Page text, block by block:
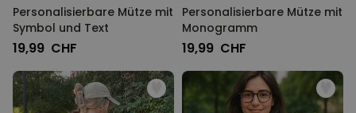
Personalisierbare Mütze mit
Symbol und Text
19,99 CHF
Personalisierbare Mütze mit
Monogramm
19,99 CHF